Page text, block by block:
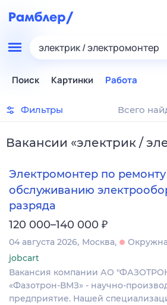
электрик / электромонтер
Поиск Картинки Работа
Фильтры Всего
Вакансии «электрик /
Электромонтер по
обслуживанию
разряда
120 000–140 000 ₽
04 августа 2026 Москва
jobcart
Вакансия компании АО
«Фазотрон-ВМЗ» - научно-
предприятие. Нашей